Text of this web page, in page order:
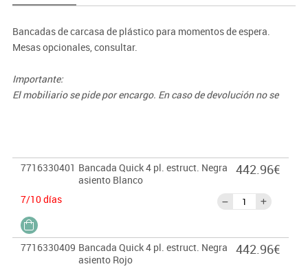
Bancadas de carcasa de plástico para momentos de espera.
Mesas opcionales, consultar.
Importante:
El mobiliario se pide por encargo. En caso de devolución no se
7716330401 Bancada Quick 4 pl. estruct. Negra
asiento Blanco
7/10 días
442.96€
7716330409 Bancada Quick 4 pl. estruct. Negra
asiento Rojo
442.96€